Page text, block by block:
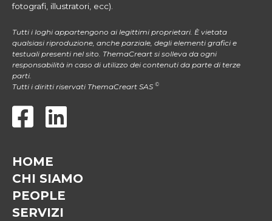
fotografi, illustratori, ecc).
Tutti i loghi appartengono ai legittimi proprietari. È vietata
qualsiasi riproduzione, anche parziale, degli elementi grafici e
testuali presenti nel sito. ThemaCreart si solleva da ogni
responsabilità in caso di utilizzo dei contenuti da parte di terze
parti.
Tutti i diritti riservati ThemaCreart SAS ©
HOME
CHI SIAMO
PEOPLE
SERVIZI